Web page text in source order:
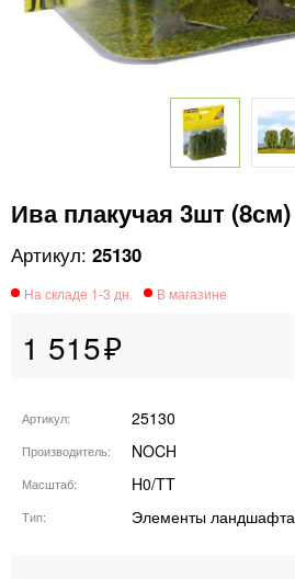
Ива плакучая 3шт (8см)
25130
1 515
Артикул 25130
Производитель NOCH
Масштаб H0/TT
Тип Элементы ландшафта